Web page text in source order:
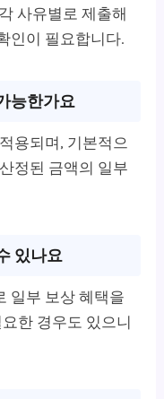
사유별로 제출해
인이 필요합니다.
능한가요
용되며, 기본적으
정된 금액의 일부
있나요
일부 보상 혜택을
한 경우도 있으니